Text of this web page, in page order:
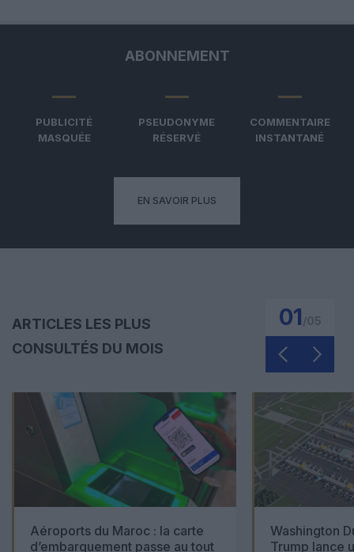
ABONNEMENT
PUBLICITÉ
MASQUÉE
PSEUDONYME
RÉSERVÉ
COMMENTAIRE
INSTANTANÉ
EN SAVOIR PLUS
ARTICLES LES PLUS
CONSULTÉS DU MOIS
01
Aéroports du Maroc : la carte
d’embarquement passe au tout
Washington
Trump lance